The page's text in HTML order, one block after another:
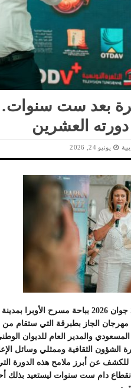
بعد ست
العشرين
يونيو 24, 2026
انعقد اليوم الثلاثاء 23 جوان 2026
المسعودي والمدير العام للديوان
الشؤون الثقافية وممثلي وسائل
عن أبرز ملامح هذه الدورة
انقطاع دام ست سنوات ليستعيد بذلك
الخليفي: مهم جدا أن
الدولي الحسين بوزيان
بوجودي أو بدونه